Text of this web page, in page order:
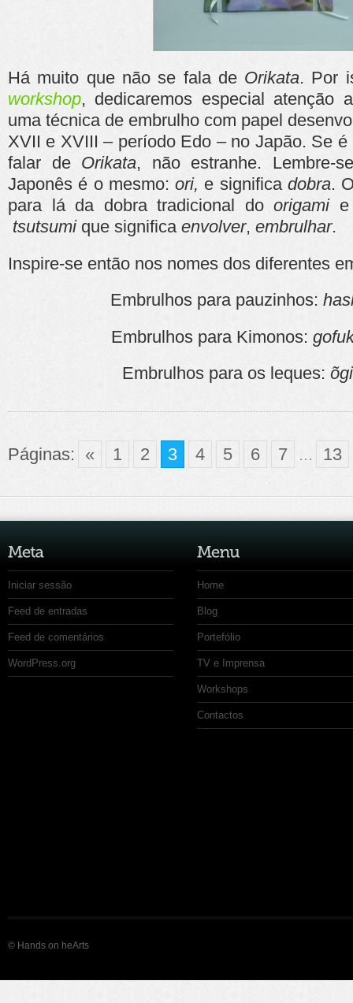
Há muito que não se fala de Orikata. Por
workshop, dedicaremos especial atenção
uma técnica de embrulho com papel
XVII e XVIII – período Edo – no Japão. Se
falar de Orikata, não estranhe. Lembre-
Japonês é o mesmo: ori, e significa dobra.
para lá da dobra tradicional doorigamie
tsutsumi que significa envolver, embrulhar.
Inspire-se então nos nomes dos diferentes
Embrulhos para pauzinhos:
Embrulhos para Kimonos:
Embrulhos para os leques:
Páginas: « 1 2 3 4 5 6 7 ... 13
Iniciar sessão
Feed de entradas
Feed de comentários
WordPress.org
Home
Blog
Portefólio
TV e Imprensa
Workshops
Contactos
© Hands on heArts